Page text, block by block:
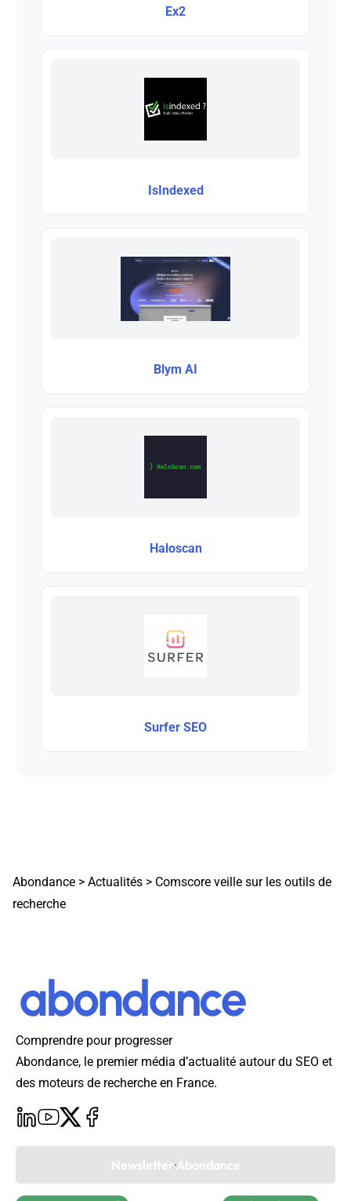
Ex2
IsIndexed
Blym AI
Haloscan
Surfer SEO
Abondance > Actualités > Comscore veille sur les outils de
recherche
Comprendre pour progresser
Abondance, le premier média d’actualité autour du SEO et
des moteurs de recherche en France.
Newsletter Abondance